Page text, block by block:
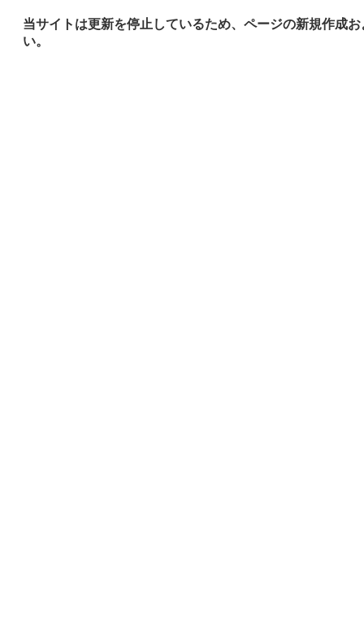
当サイトは更新を停止しているため、ページの新規作成
い。